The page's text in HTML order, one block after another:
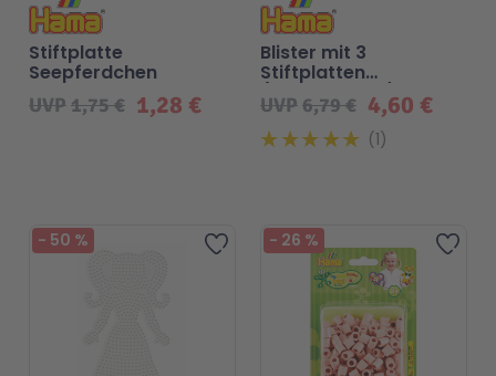
1,28 €
UVP1,75 €
Stiftplatte
Seepferdchen
4,60 €
UVP6,79 €
Blister mit 3
Stiftplatten
(319+325+326)
1
Zur Wunschliste hinzufügen
- 50 % Zur
- 26 %